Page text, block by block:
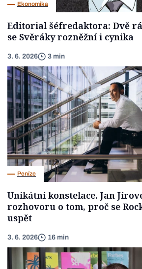
Ekonomika
Editorial šéfredaktora: Dvě
se Svěráky rozněžní i cynika
3. 6. 2026 3 min
Peníze
Unikátní konstelace. Jan
rozhovoru o tom, proč se
uspět
3. 6. 2026 16 min